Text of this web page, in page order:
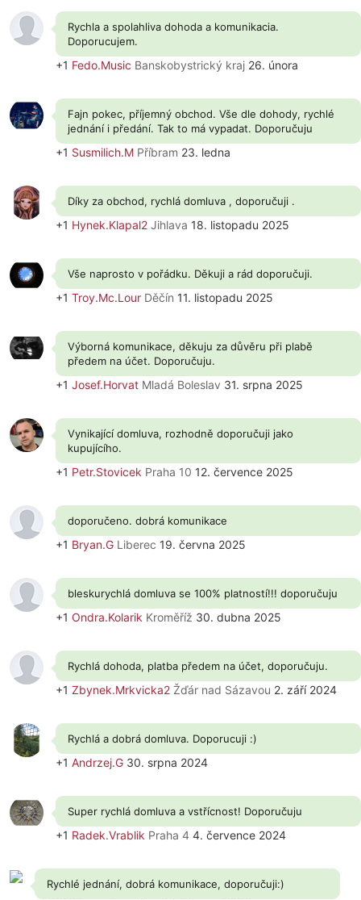
Rychla a spolahliva dohoda a komunikacia.
Doporucujem.
+1 Fedo.Music Banskobystrický kraj 26. února
Fajn pokec, příjemný obchod. Vše dle dohody, rychlé
jednání i předání. Tak to má vypadat. Doporučuju
+1 Susmilich.M Příbram 23. ledna
Díky za obchod, rychlá domluva , doporučuji .
+1 Hynek.Klapal2 Jihlava 18. listopadu 2025
Vše naprosto v pořádku. Děkuji a rád doporučuji.
+1 Troy.Mc.Lour Děčín 11. listopadu 2025
Výborná komunikace, děkuju za důvěru při plabě
předem na účet. Doporučuju.
+1 Josef.Horvat Mladá Boleslav 31. srpna 2025
Vynikající domluva, rozhodně doporučuji jako
kupujícího.
+1 Petr.Stovicek Praha 10 12. července 2025
doporučeno. dobrá komunikace
+1 Bryan.G Liberec 19. června 2025
bleskurychlá domluva se 100% platností!!! doporučuju
+1 Ondra.Kolarik Kroměříž 30. dubna 2025
Rychlá dohoda, platba předem na účet, doporučuju.
+1 Zbynek.Mrkvicka2 Žďár nad Sázavou 2. září 2024
Rychlá a dobrá domluva. Doporucuji :)
+1 Andrzej.G 30. srpna 2024
Super rychlá domluva a vstřícnost! Doporučuju
+1 Radek.Vrablik Praha 4 4. července 2024
Rychlé jednání, dobrá komunikace, doporučuji:)